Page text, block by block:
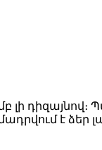
լի
է ձեր